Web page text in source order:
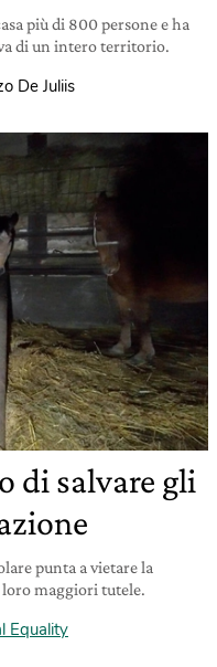
più di 800 persone e ha
di un intero territorio.
De Juliis
di salvare gli
punta a vietare la
maggiori tutele.
Equality